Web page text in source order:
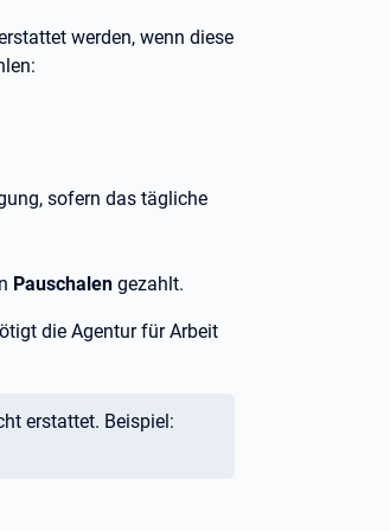
werden, wenn diese
sofern das tägliche
Pauschalen gezahlt.
die Agentur für Arbeit
erstattet. Beispiel: